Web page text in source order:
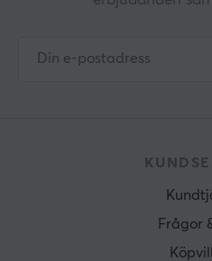
Frågor